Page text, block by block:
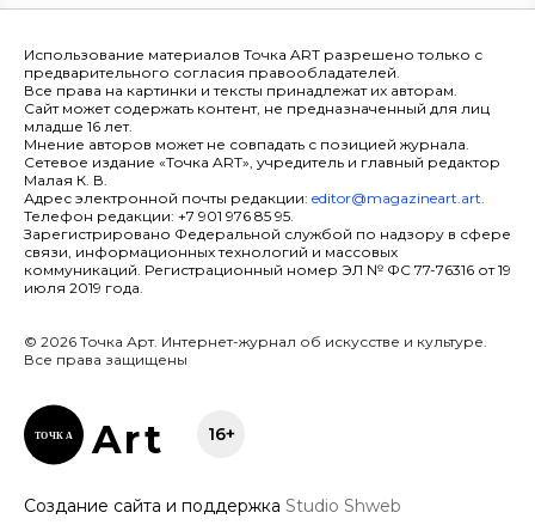
Использование материалов Точка ART разрешено только с
предварительного согласия правообладателей.
Все права на картинки и тексты принадлежат их авторам.
Сайт может содержать контент, не предназначенный для лиц
младше 16 лет.
Мнение авторов может не совпадать с позицией журнала.
Сетевое издание «Точка ART», учредитель и главный редактор
Малая К. В.
Адрес электронной почты редакции: editor@magazineart.art.
Телефон редакции: +7 901 976 85 95.
Зарегистрировано Федеральной службой по надзору в сфере
связи, информационных технологий и массовых
коммуникаций. Регистрационный номер ЭЛ № ФС 77-76316 от 19
июля 2019 года.
© 2026 Точка Арт. Интернет-журнал об искусстве и культуре.
Все права защищены
ТОЧК А Art 16+
Создание сайта и поддержка Studio Shweb